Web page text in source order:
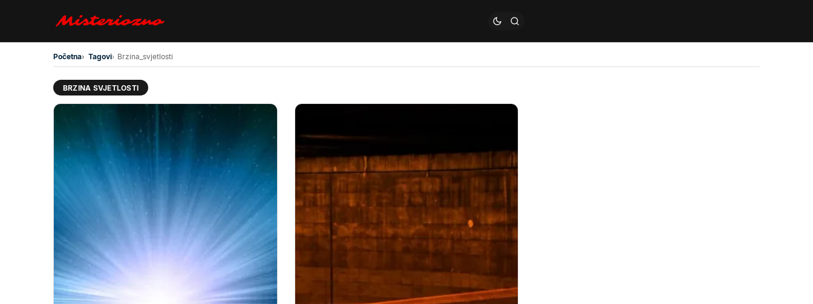
Preskoči na glavni sadržaj
Početna Tagovi Brzina_svjetlosti
BRZINA SVJETLOSTI